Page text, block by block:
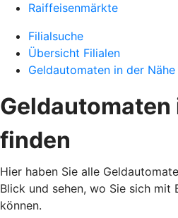
Raiffeisenmärkte
Filialsuche
Übersicht Filialen
Geldautomaten in der Nähe
Geldautomaten
finden
Hier haben Sie alle
Blick und sehen, wo Sie sich mit
können.